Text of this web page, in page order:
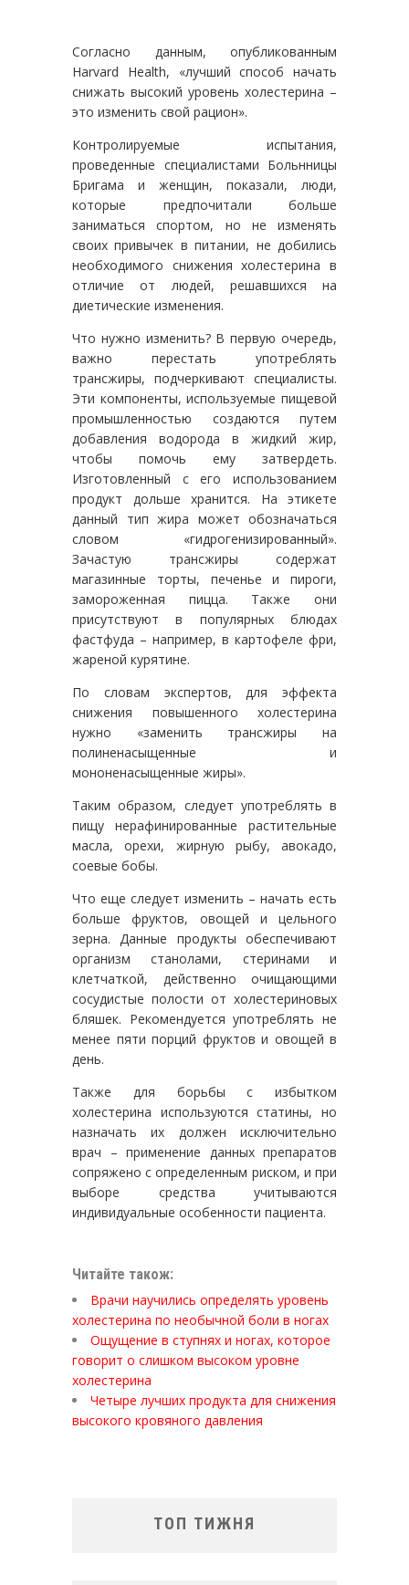
Согласно данным, опубликованным
Harvard Health, «лучший способ начать
снижать высокий уровень холестерина –
это изменить свой рацион».
Контролируемые испытания,
проведенные специалистами Больнницы
Бригама и женщин, показали, люди,
которые предпочитали больше
заниматься спортом, но не изменять
своих привычек в питании, не добились
необходимого снижения холестерина в
отличие от людей, решавшихся на
диетические изменения.
Что нужно изменить? В первую очередь,
важно перестать употреблять
трансжиры, подчеркивают специалисты.
Эти компоненты, используемые пищевой
промышленностью создаются путем
добавления водорода в жидкий жир,
чтобы помочь ему затвердеть.
Изготовленный с его использованием
продукт дольше хранится. На этикете
данный тип жира может обозначаться
словом «гидрогенизированный».
Зачастую трансжиры содержат
магазинные торты, печенье и пироги,
замороженная пицца. Также они
присутствуют в популярных блюдах
фастфуда – например, в картофеле фри,
жареной курятине.
По словам экспертов, для эффекта
снижения повышенного холестерина
нужно «заменить трансжиры на
полиненасыщенные и
мононенасыщенные жиры».
Таким образом, следует употреблять в
пищу нерафинированные растительные
масла, орехи, жирную рыбу, авокадо,
соевые бобы.
Что еще следует изменить – начать есть
больше фруктов, овощей и цельного
зерна. Данные продукты обеспечивают
организм станолами, стеринами и
клетчаткой, действенно очищающими
сосудистые полости от холестериновых
бляшек. Рекомендуется употреблять не
менее пяти порций фруктов и овощей в
день.
Также для борьбы с избытком
холестерина используются статины, но
назначать их должен исключительно
врач – применение данных препаратов
сопряжено с определенным риском, и при
выборе средства учитываются
индивидуальные особенности пациента.
Читайте також:
Врачи научились определять уровень
холестерина по необычной боли в ногах
Ощущение в ступнях и ногах, которое
говорит о слишком высоком уровне
холестерина
Четыре лучших продукта для снижения
высокого кровяного давления
ТОП ТИЖНЯ